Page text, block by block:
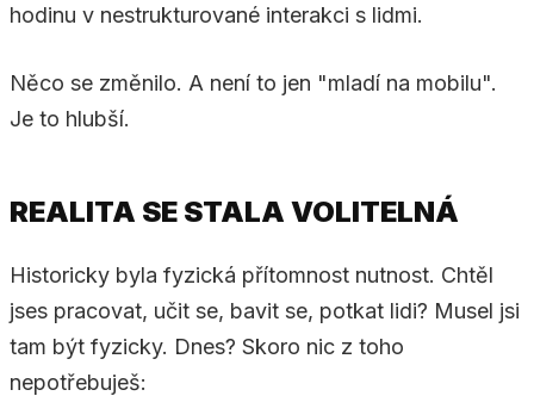
hodinu v nestrukturované interakci s lidmi.
Něco se změnilo. A není to jen "mladí na mobilu".
Je to hlubší.
REALITA SE STALA VOLITELNÁ
Historicky byla fyzická přítomnost nutnost. Chtěl
jses pracovat, učit se, bavit se, potkat lidi? Musel jsi
tam být fyzicky. Dnes? Skoro nic z toho
nepotřebuješ: